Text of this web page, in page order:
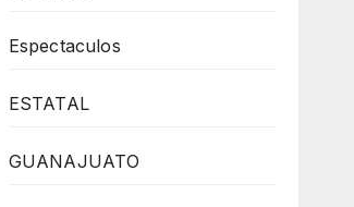
Espectaculos
ESTATAL
GUANAJUATO